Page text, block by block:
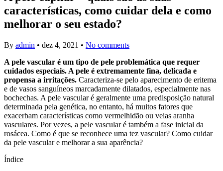
características, como cuidar dela e como
melhorar o seu estado?
By admin • dez 4, 2021 • No comments
A pele vascular é um tipo de pele problemática que requer
cuidados especiais. A pele é extremamente fina, delicada e
propensa a irritações. Caracteriza-se pelo aparecimento de eritema
e de vasos sanguíneos marcadamente dilatados, especialmente nas
bochechas. A pele vascular é geralmente uma predisposição natural
determinada pela genética, no entanto, há muitos fatores que
exacerbam características como vermelhidão ou veias aranha
vasculares. Por vezes, a pele vascular é também a fase inicial da
rosácea. Como é que se reconhece uma tez vascular? Como cuidar
da pele vascular e melhorar a sua aparência?
Índice